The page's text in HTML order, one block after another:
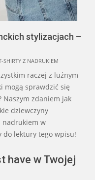
stylizacjach –
SHIRTY Z NADRUKIEM
raczej z luźnym
mogą sprawdzić się
Naszym zdaniem jak
dziewczyny
nadrukiem w
do lektury tego wpisu!
have w Twojej